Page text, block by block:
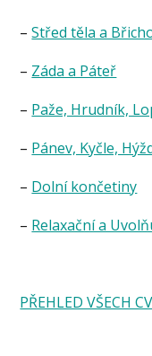
–Střed těla a
– Záda a Páteř
– Paže, Hrudník,
– Pánev, Kyčle,
– Dolní končetiny
– Relaxační a
PŘEHLED VŠECH